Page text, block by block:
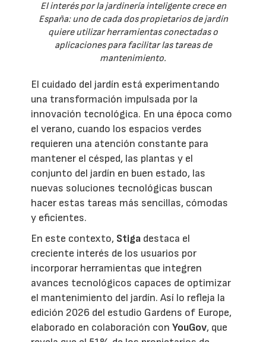
El interés por la jardinería inteligente crece en
España: uno de cada dos propietarios de jardín
quiere utilizar herramientas conectadas o
aplicaciones para facilitar las tareas de
mantenimiento.
El cuidado del jardín está experimentando
una transformación impulsada por la
innovación tecnológica. En una época como
el verano, cuando los espacios verdes
requieren una atención constante para
mantener el césped, las plantas y el
conjunto del jardín en buen estado, las
nuevas soluciones tecnológicas buscan
hacer estas tareas más sencillas, cómodas
y eficientes.
En este contexto, Stiga destaca el
creciente interés de los usuarios por
incorporar herramientas que integren
avances tecnológicos capaces de optimizar
el mantenimiento del jardín. Así lo refleja la
edición 2026 del estudio Gardens of Europe,
elaborado en colaboración conYouGov, que